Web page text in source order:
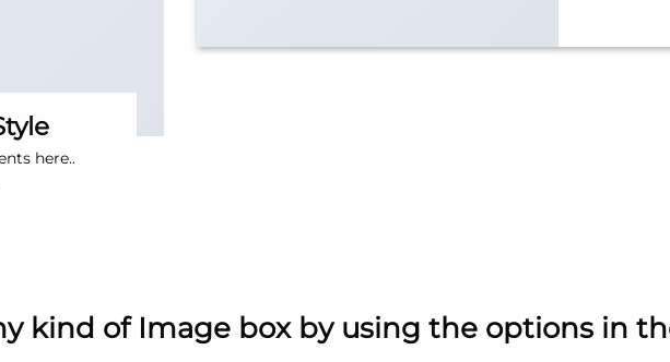
here..
kind of Image box by using the options in